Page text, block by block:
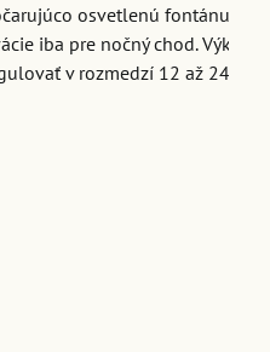
osvetlenú fontánu aj
iba pre nočný chod. Výkon
v rozmedzí 12 až 24 V